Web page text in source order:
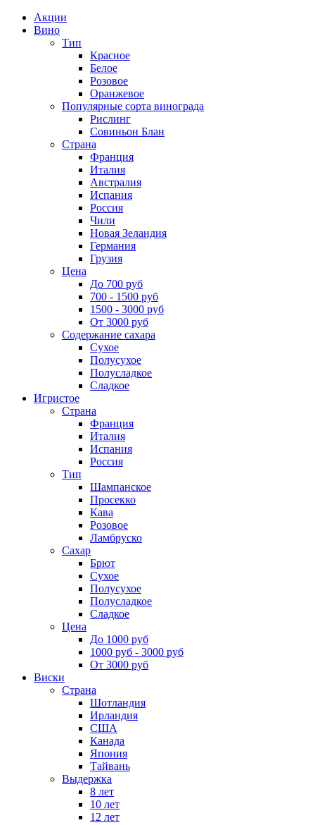
Акции
Вино
Тип
Красное
Белое
Розовое
Оранжевое
Популярные сорта винограда
Рислинг
Совиньон Блан
Страна
Франция
Италия
Австралия
Испания
Россия
Чили
Новая Зеландия
Германия
Грузия
Цена
До 700 руб
700 - 1500 руб
1500 - 3000 руб
От 3000 руб
Содержание сахара
Сухое
Полусухое
Полусладкое
Сладкое
Игристое
Страна
Франция
Италия
Испания
Россия
Тип
Шампанское
Просекко
Кава
Розовое
Ламбруско
Сахар
Брют
Сухое
Полусухое
Полусладкое
Сладкое
Цена
До 1000 руб
1000 руб - 3000 руб
От 3000 руб
Виски
Страна
Шотландия
Ирландия
США
Канада
Япония
Тайвань
Выдержка
8 лет
10 лет
12 лет